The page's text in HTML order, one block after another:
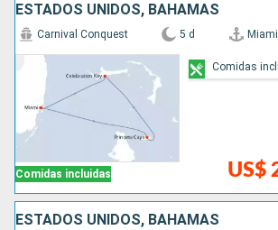
ESTADOS UNIDOS, BAHAMAS
Comidas incluidas
Carnival Conquest 5 d Miami
US$
Comidas
ESTADOS UNIDOS, BAHAMAS